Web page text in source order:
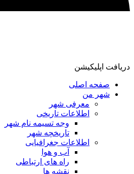
دریافت اپلیکیشن
صفحه اصلی
شهر من
معرفی شهر
اطلاعات تاریخی
وجه تسیمه نام شهر
تاریخچه شهر
اطلاعات جغرافیایی
آب و هوا
راه های ارتباطی
نقشه ها